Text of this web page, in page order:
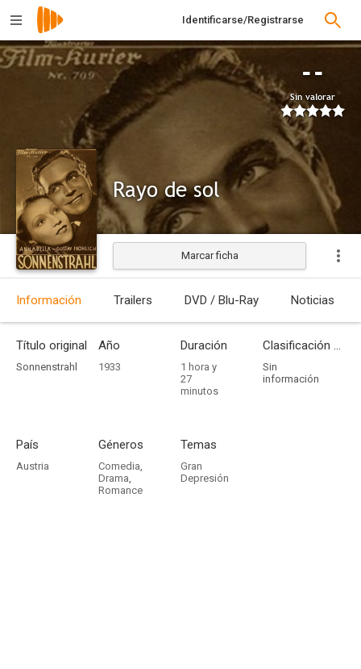
Identificarse/Registrarse
--
Sin valorar
Rayo de sol
Estrenada
Marcar ficha
Información Trailers DVD / Blu-Ray Noticias
Título original
Sonnenstrahl
Año
1933
Duración
1 hora y
27
minutos
Clasificación por edades
Sin
información
País
Austria
Géneros
Comedia,
Drama,
Romance
Temas
Gran
Depresión